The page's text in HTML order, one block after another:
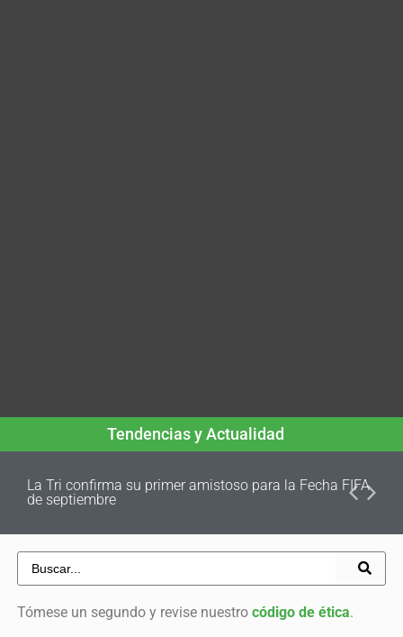
Tendencias y Actualidad
La Tri confirma su primer amistoso para la Fecha FIFA
de septiembre
Tómese un segundo y revise nuestro código de ética.